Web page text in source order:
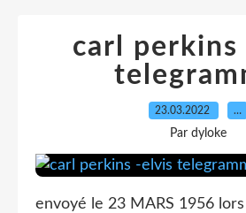
carl perkins
23.03.2022 …
Par dyloke
envoyé le 23 MARS 1956